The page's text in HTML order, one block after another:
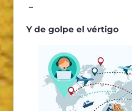
–
Y de golpe el vértigo